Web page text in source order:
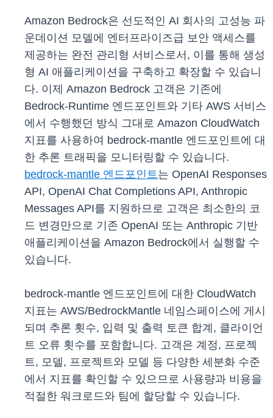
Amazon Bedrock은 선도적인 AI 회사의 고성능 파
운데이션 모델에 엔터프라이즈급 보안 액세스를
제공하는 완전 관리형 서비스로서, 이를 통해 생성
형 AI 애플리케이션을 구축하고 확장할 수 있습니
다. 이제 Amazon Bedrock 고객은 기존에
Bedrock-Runtime 엔드포인트와 기타 AWS 서비스
에서 수행했던 방식 그대로 Amazon CloudWatch
지표를 사용하여 bedrock-mantle 엔드포인트에 대
한 추론 트래픽을 모니터링할 수 있습니다.
bedrock-mantle 엔드포인트는 OpenAI Responses
API, OpenAI Chat Completions API, Anthropic
Messages API를 지원하므로 고객은 최소한의 코
드 변경만으로 기존 OpenAI 또는 Anthropic 기반
애플리케이션을 Amazon Bedrock에서 실행할 수
있습니다.
bedrock-mantle 엔드포인트에 대한 CloudWatch
지표는 AWS/BedrockMantle 네임스페이스에 게시
되며 추론 횟수, 입력 및 출력 토큰 합계, 클라이언
트 오류 횟수를 포함합니다. 고객은 계정, 프로젝
트, 모델, 프로젝트와 모델 등 다양한 세분화 수준
에서 지표를 확인할 수 있으므로 사용량과 비용을
적절한 워크로드와 팀에 할당할 수 있습니다.